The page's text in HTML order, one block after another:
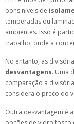
bons níveis de
temperadas ou
ambientes. Isso é
trabalho, onde a
No entanto, as
desvantagens. Uma
comparação a
considera o preço do
Outra desvantagem é